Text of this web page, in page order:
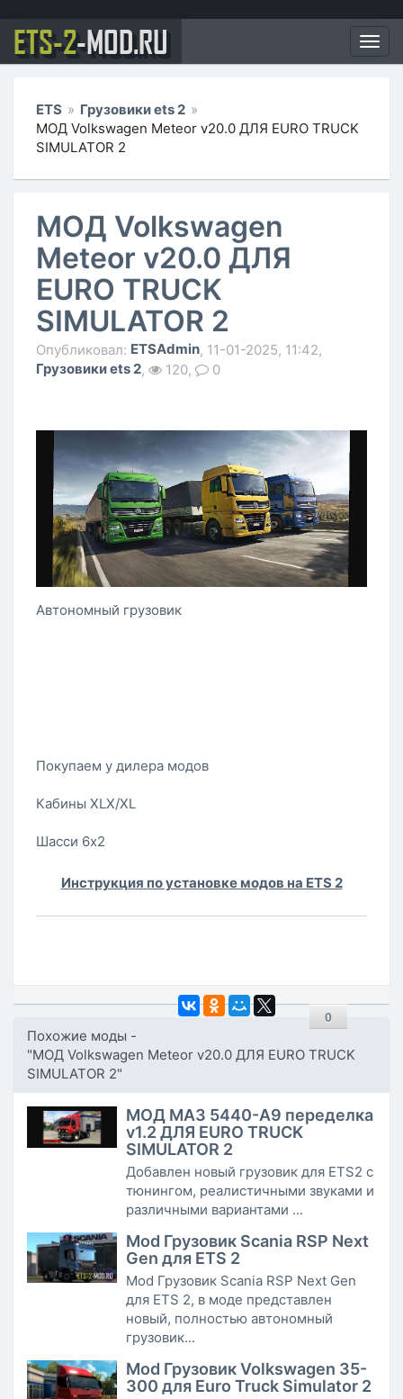
ETS-2-MOD.RU
ETS » Грузовики ets 2 »
МОД Volkswagen Meteor v20.0 ДЛЯ EURO TRUCK
SIMULATOR 2
МОД Volkswagen
Meteor v20.0 ДЛЯ
EURO TRUCK
SIMULATOR 2
Опубликовал: ETSAdmin, 11-01-2025, 11:42,
Грузовики ets 2, 120, 0
Автономный грузовик
Покупаем у дилера модов
Кабины XLX/XL
Шасси 6x2
Инструкция по установке модов на ETS 2
0
Похожие моды -
"МОД Volkswagen Meteor v20.0 ДЛЯ EURO TRUCK
SIMULATOR 2"
МОД МАЗ 5440-А9 переделка
v1.2 ДЛЯ EURO TRUCK
SIMULATOR 2
Добавлен новый грузовик для ETS2 с
тюнингом, реалистичными звуками и
различными вариантами ...
Mod Грузовик Scania RSP Next
Gen для ETS 2
Mod Грузовик Scania RSP Next Gen
для ETS 2, в моде представлен
новый, полностью автономный
грузовик...
Mod Грузовик Volkswagen 35-
300 для Euro Truck Simulator 2